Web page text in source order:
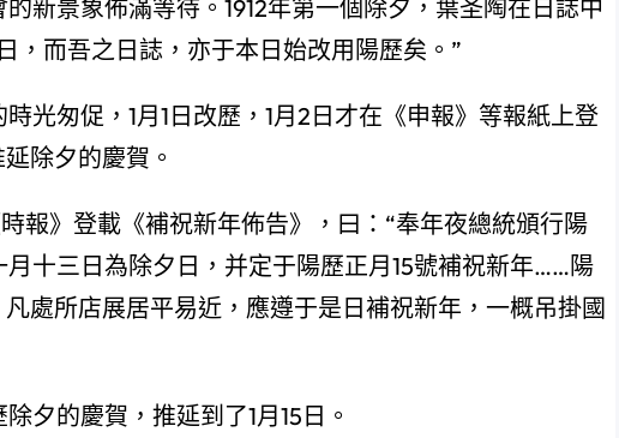
新景象佈滿等待。1912年第一個除夕，葉圣陶在日誌中
，而吾之日誌，亦于本日始改用陽歷矣。”
光匆促，1月1日改歷，1月2日才在《申報》等報紙上登
除夕的慶賀。
報》登載《補祝新年佈告》，曰：“奉年夜總統頒行陽
十三日為除夕日，并定于陽歷正月15號補祝新年……陽
處所店展居平易近，應遵于是日補祝新年，一概吊掛國
夕的慶賀，推延到了1月15日。